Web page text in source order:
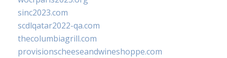
sinc2023.com
scdlqatar2022-qa.com
thecolumbiagrill.com
provisionscheeseandwineshoppe.com